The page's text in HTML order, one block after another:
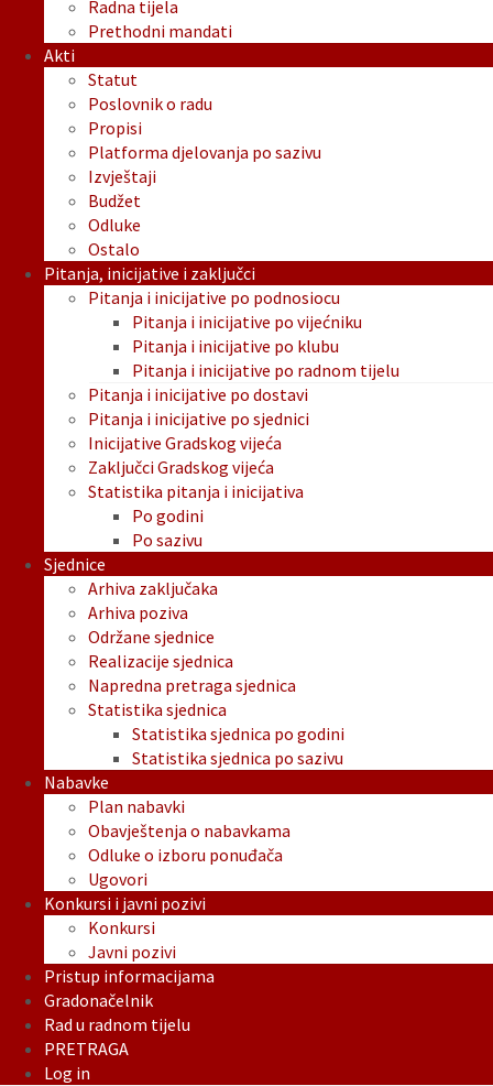
Radna tijela
Prethodni mandati
Akti
Statut
Poslovnik o radu
Propisi
Platforma djelovanja po sazivu
Izvještaji
Budžet
Odluke
Ostalo
Pitanja, inicijative i zaključci
Pitanja i inicijative po podnosiocu
Pitanja i inicijative po vijećniku
Pitanja i inicijative po klubu
Pitanja i inicijative po radnom tijelu
Pitanja i inicijative po dostavi
Pitanja i inicijative po sjednici
Inicijative Gradskog vijeća
Zaključci Gradskog vijeća
Statistika pitanja i inicijativa
Po godini
Po sazivu
Sjednice
Arhiva zaključaka
Arhiva poziva
Održane sjednice
Realizacije sjednica
Napredna pretraga sjednica
Statistika sjednica
Statistika sjednica po godini
Statistika sjednica po sazivu
Nabavke
Plan nabavki
Obavještenja o nabavkama
Odluke o izboru ponuđača
Ugovori
Konkursi i javni pozivi
Konkursi
Javni pozivi
Pristup informacijama
Gradonačelnik
Rad u radnom tijelu
PRETRAGA
Log in